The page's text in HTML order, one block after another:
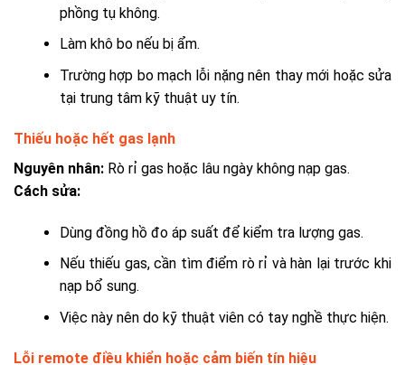
phồng tụ không.
Làm khô bo nếu bị ẩm.
Trường hợp bo mạch lỗi nặng nên thay mới hoặc sửa
tại trung tâm kỹ thuật uy tín.
Thiếu hoặc hết gas lạnh
Nguyên nhân: Rò rỉ gas hoặc lâu ngày không nạp gas.
Cách sửa:
Dùng đồng hồ đo áp suất để kiểm tra lượng gas.
Nếu thiếu gas, cần tìm điểm rò rỉ và hàn lại trước khi
nạp bổ sung.
Việc này nên do kỹ thuật viên có tay nghề thực hiện.
Lỗi remote điều khiển hoặc cảm biến tín hiệu